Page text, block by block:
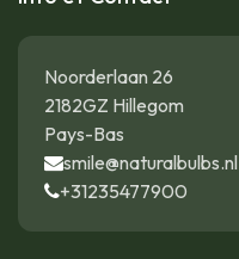
Noorderlaan 26
2182GZ Hillegom
Pays-Bas
smile@naturalbulbs.nl
+31235477900